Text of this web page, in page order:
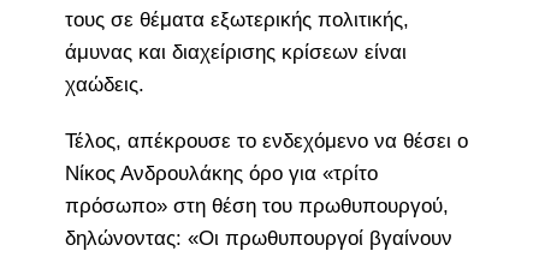
τους σε θέματα εξωτερικής πολιτικής,
άμυνας και διαχείρισης κρίσεων είναι
χαώδεις.
Τέλος, απέκρουσε το ενδεχόμενο να θέσει ο
Νίκος Ανδρουλάκης όρο για «τρίτο
πρόσωπο» στη θέση του πρωθυπουργού,
δηλώνοντας: «Οι πρωθυπουργοί βγαίνουν